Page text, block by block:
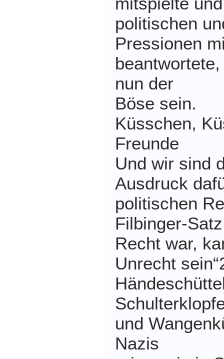
politischen
Pressionen
nun der
Böse sein.
Küsschen,
Freunde
Und wir sind
Ausdruck
politischen
Filbinger-
Recht war,
Unrecht
und
Nazis